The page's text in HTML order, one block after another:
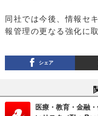
同社では今後、情報セ
報管理の更なる強化に取
シェア
医療・教育・金融